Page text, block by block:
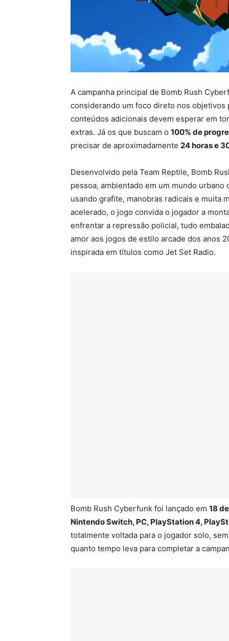
A campanha principal de Bomb Rush
considerando um foco direto nos
conteúdos adicionais devem esperar em
extras. Já os que buscam o 100% de
precisar de aproximadamente 24 horas e
Desenvolvido pela Team Reptile, Bomb
pessoa, ambientado em um mundo
usando grafite, manobras radicais e muita
acelerado, o jogo convida o jogador a
enfrentar a repressão policial, tudo
amor aos jogos de estilo arcade dos anos
inspirada em títulos como Jet Set Radio.
Bomb Rush Cyberfunk foi lançado em 18
Nintendo Switch, PC, PlayStation 4,
totalmente voltada para o jogador solo,
quanto tempo leva para completar a